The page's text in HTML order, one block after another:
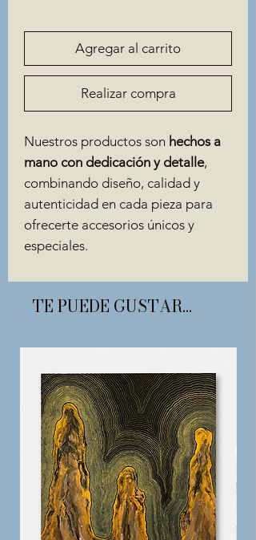
Agregar al carrito
Realizar compra
Nuestros productos son hechos a
mano con dedicación y detalle,
combinando diseño, calidad y
autenticidad en cada pieza para
ofrecerte accesorios únicos y
especiales.
TE PUEDE GUSTAR...